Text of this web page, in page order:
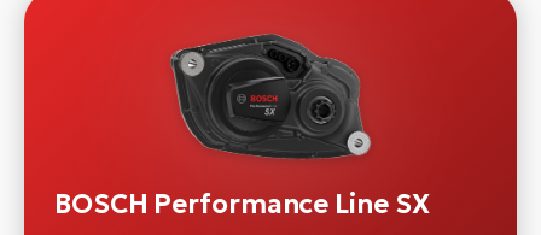
BOSCH Performance Line SX